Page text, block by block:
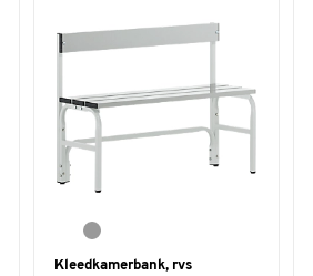
Kleedkamerbank, rvs